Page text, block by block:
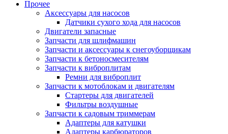
Прочее
Аксессуары для насосов
Датчики сухого хода для насосов
Двигатели запасные
Запчасти для шлифмашин
Запчасти и аксессуары к снегоуборщикам
Запчасти к бетоносмесителям
Запчасти к виброплитам
Ремни для виброплит
Запчасти к мотоблокам и двигателям
Стартеры для двигателей
Фильтры воздушные
Запчасти к садовым триммерам
Адаптеры для катушки
Адаптеры карбюраторов